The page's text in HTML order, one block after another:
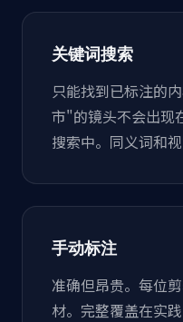
关键词搜索
只能找到已标注的
市"的镜头不会出现
搜索中。同义词和
手动标注
准确但昂贵。每位
材。完整覆盖在实